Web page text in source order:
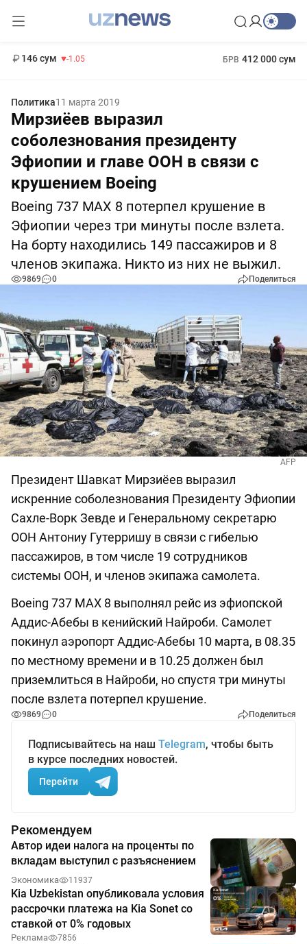
146 сум -1.05 БРВ 412 000 сум
Политика11 марта 2019
Мирзиёев выразил
соболезнования президенту
Эфиопии и главе ООН в связи с
крушением Boeing
Boeing 737 MAX 8 потерпел крушение в
Эфиопии через три минуты после взлета.
На борту находились 149 пассажиров и 8
членов экипажа. Никто из них не выжил.
9869 0 Поделиться
AFP
Президент Шавкат Мирзиёев выразил
искренние соболезнования Президенту Эфиопии
Сахле-Ворк Зевде и Генеральному секретарю
ООН Антониу Гутерришу в связи с гибелью
пассажиров, в том числе 19 сотрудников
системы ООН, и членов экипажа самолета.
Boeing 737 MAX 8 выполнял рейс из эфиопской
Аддис-Абебы в кенийский Найроби. Самолет
покинул аэропорт Аддис-Абебы 10 марта, в 08.35
по местному времени и в 10.25 должен был
приземлиться в Найроби, но спустя три минуты
после взлета потерпел крушение.
9869 0 Поделиться
Подписывайтесь на наш Telegram, чтобы быть
в курсе последних новостей.
Перейти
Рекомендуем
Автор идеи налога на проценты по
вкладам выступил с разъяснением
Экономика 11937
Kia Uzbekistan опубликовала условия
рассрочки платежа на Kia Sonet со
ставкой от 0% годовых
Реклама 7856